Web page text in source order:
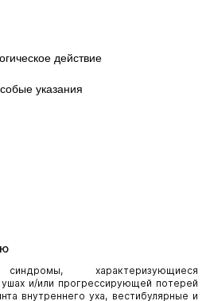
действие
указания
характеризующиеся
и/или прогрессирующей потерей
внутреннего уха, вестибулярные и